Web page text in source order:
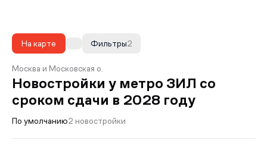
На карте 2
Фильтры
Москва и Московская о.
Новостройки у метро ЗИЛ со
сроком сдачи в 2028 году
По умолчанию2 новостройки